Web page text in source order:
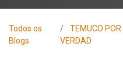
Todos os
Blogs
TEMUCO POR
VERDAD